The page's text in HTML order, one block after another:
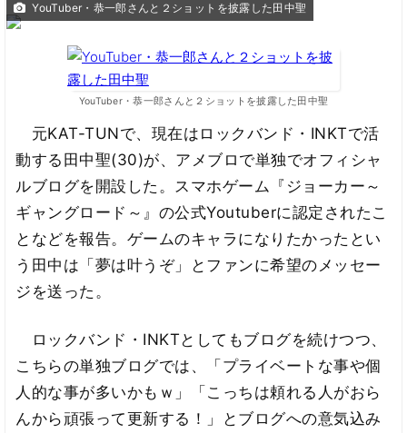
YouTuber・恭一郎さんと２ショットを披露した田中聖
YouTuber・恭一郎さんと２ショットを披露した田中聖
元KAT-TUNで、現在はロックバンド・INKTで活
動する田中聖(30)が、アメブロで単独でオフィシャ
ルブログを開設した。スマホゲーム『ジョーカー～
ギャングロード～』の公式Youtuberに認定されたこ
となどを報告。ゲームのキャラになりたかったとい
う田中は「夢は叶うぞ」とファンに希望のメッセー
ジを送った。
ロックバンド・INKTとしてもブログを続けつつ、
こちらの単独ブログでは、「プライベートな事や個
人的な事が多いかもｗ」「こっちは頼れる人がおら
んから頑張って更新する！」とブログへの意気込み